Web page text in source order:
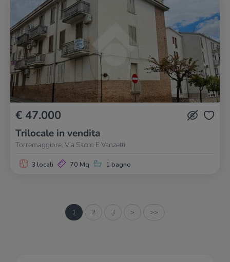
€ 47.000
Trilocale in vendita
Torremaggiore, Via Sacco E Vanzetti
3 locali 70 Mq 1 bagno
1 2 3 > >>